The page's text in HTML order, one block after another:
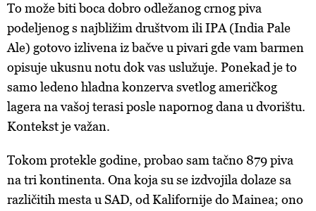
To može biti boca dobro odležanog crnog piva
podeljenog s najbližim društvom ili IPA (India Pale
Ale) gotovo izlivena iz bačve u pivari gde vam barmen
opisuje ukusnu notu dok vas uslužuje. Ponekad je to
samo ledeno hladna konzerva svetlog američkog
lagera na vašoj terasi posle napornog dana u dvorištu.
Kontekst je važan.
Tokom protekle godine, probao sam tačno 879 piva
na tri kontinenta. Ona koja su se izdvojila dolaze sa
različitih mesta u SAD, od Kalifornije do Mainea; ono